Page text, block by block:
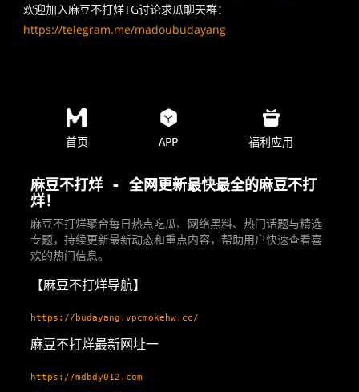
欢迎加入麻豆不打烊TG讨论求瓜聊天群：
https://telegram.me/madoubudayang
首页 APP 福利应用
麻豆不打烊 - 全网更新最快最全的麻豆不打
烊！
麻豆不打烊聚合每日热点吃瓜、网络黑料、热门话题与精选
专题，持续更新最新动态和重点内容，帮助用户快速查看喜
欢的热门信息。
【麻豆不打烊导航】
https://budayang.vpcmokehw.cc/
麻豆不打烊最新网址一
https://mdbdy012.com